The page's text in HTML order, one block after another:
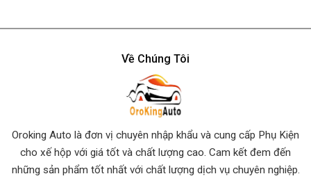
Về Chúng Tôi
Oroking Auto là đơn vị chuyên nhập khẩu và cung cấp Phụ Kiện
cho xế hộp với giá tốt và chất lượng cao. Cam kết đem đến
những sản phẩm tốt nhất với chất lượng dịch vụ chuyên nghiệp.